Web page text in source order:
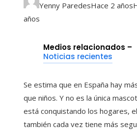
Yenny ParedesHace 2 años
años
Medios relacionados –
Noticias recientes
Se estima que en España hay
que niños. Y no es la única
está conquistando los hogares,
también cada vez tiene más